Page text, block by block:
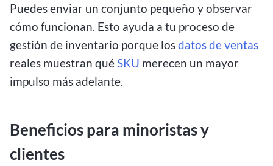
Puedes enviar un conjunto pequeño y observar
cómo funcionan. Esto ayuda a tu proceso de
gestión de inventario porque losdatos de ventas
reales muestran qué SKU merecen un mayor
impulso más adelante.
Beneficios para minoristas y
clientes